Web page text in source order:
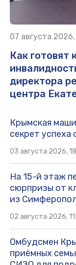
07 августа
Как готовят
директора
центра
Крымская
секрет успеха
03 августа 2026,
На 15-й этаж
сюрпризы от
из
02 августа 2026,
Омбудсмен
приёмных